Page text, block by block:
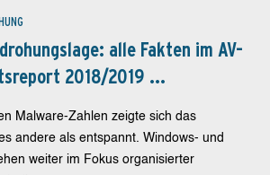
alle Fakten im AV-
2018/2019 ...
Malware-Zahlen zeigte sich das
andere als entspannt. Windows- und
weiter im Fokus organisierter